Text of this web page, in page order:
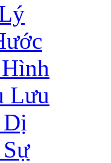
Lưu